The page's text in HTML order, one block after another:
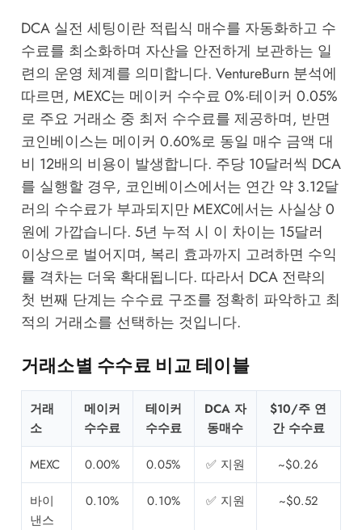
DCA 실전 세팅이란 적립식 매수를 자동화하고 수
수료를 최소화하며 자산을 안전하게 보관하는 일
련의 운영 체계를 의미합니다. VentureBurn 분석에
따르면, MEXC는 메이커 수수료 0%·테이커 0.05%
로 주요 거래소 중 최저 수수료를 제공하며, 반면
코인베이스는 메이커 0.60%로 동일 매수 금액 대
비 12배의 비용이 발생합니다. 주당 10달러씩 DCA
를 실행할 경우, 코인베이스에서는 연간 약 3.12달
러의 수수료가 부과되지만 MEXC에서는 사실상 0
원에 가깝습니다. 5년 누적 시 이 차이는 15달러
이상으로 벌어지며, 복리 효과까지 고려하면 수익
률 격차는 더욱 확대됩니다. 따라서 DCA 전략의
첫 번째 단계는 수수료 구조를 정확히 파악하고 최
적의 거래소를 선택하는 것입니다.
거래소별 수수료 비교 테이블
거래
소
메이커
수수료
테이커
수수료
DCA 자
동매수
$10/주 연
간 수수료
MEXC 0.00% 0.05% ✅ 지원 ~$0.26
바이
낸스
0.10% 0.10% ✅ 지원 ~$0.52